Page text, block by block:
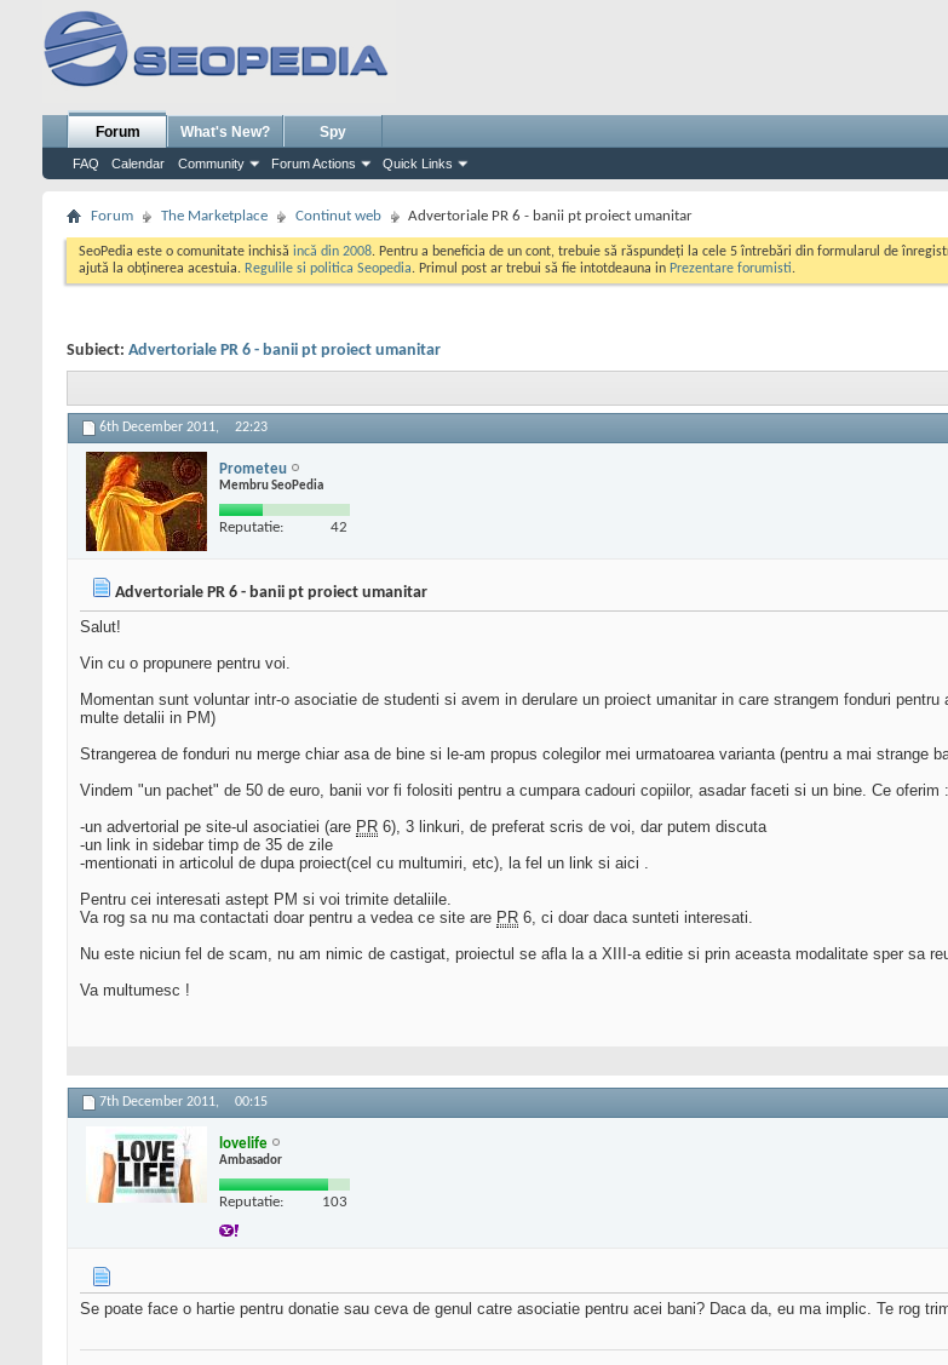
Forum
FAQ Calendar Community Forum Actions Quick Links
What's New? Spy
Forum The Marketplace Continut web Advertoriale PR 6 - banii pt proiect umanitar
SeoPedia este o comunitate inchisă incă din 2008. Pentru a beneficia de un cont, trebuie să răspundeți la cele 5 întrebări din formularul de
ajută la obținerea acestuia. Regulile si politica Seopedia. Primul post ar trebui să fie intotdeauna in Prezentare forumisti.
Subiect: Advertoriale PR 6 - banii pt proiect umanitar
6th December 2011, 22:23
Prometeu
Membru SeoPedia
Reputatie: 42
Advertoriale PR 6 - banii pt proiect umanitar
Salut!
Vin cu o propunere pentru voi.
Momentan sunt voluntar intr-o asociatie de studenti si avem in derulare un proiect umanitar in care strangem fonduri
multe detalii in PM)
Strangerea de fonduri nu merge chiar asa de bine si le-am propus colegilor mei urmatoarea varianta (pentru a mai strange
Vindem "un pachet" de 50 de euro, banii vor fi folositi pentru a cumpara cadouri copiilor, asadar faceti si un bine. Ce oferim :
-un advertorial pe site-ul asociatiei (are PR 6), 3 linkuri, de preferat scris de voi, dar putem discuta
-un link in sidebar timp de 35 de zile
-mentionati in articolul de dupa proiect(cel cu multumiri, etc), la fel un link si aici .
Pentru cei interesati astept PM si voi trimite detaliile.
Va rog sa nu ma contactati doar pentru a vedea ce site are PR 6, ci doar daca sunteti interesati.
Nu este niciun fel de scam, nu am nimic de castigat, proiectul se afla la a XIII-a editie si prin aceasta modalitate sper sa
Va multumesc !
7th December 2011, 00:15
lovelife
Ambasador
Reputatie: 103
Se poate face o hartie pentru donatie sau ceva de genul catre asociatie pentru acei bani? Daca da, eu ma implic. Te rog